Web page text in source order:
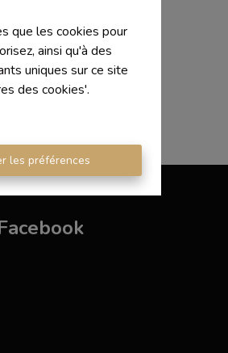
que les cookies pour
ainsi qu'à des
uniques sur ce site
des cookies'.
les préférences